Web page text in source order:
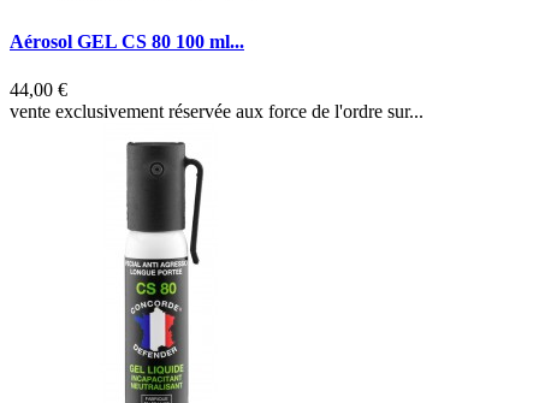
Aérosol GEL CS 80 100 ml...
44,00 €
vente exclusivement réservée aux force de l'ordre sur...